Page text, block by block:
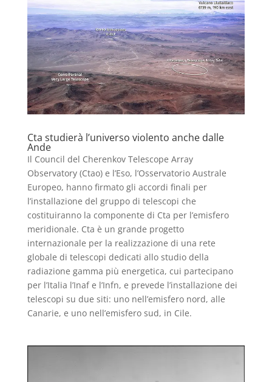
Cta studierà l’universo violento anche dalle
Ande
Il Council del Cherenkov Telescope Array
Observatory (Ctao) e l’Eso, l’Osservatorio Australe
Europeo, hanno firmato gli accordi finali per
l’installazione del gruppo di telescopi che
costituiranno la componente di Cta per l’emisfero
meridionale. Cta è un grande progetto
internazionale per la realizzazione di una rete
globale di telescopi dedicati allo studio della
radiazione gamma più energetica, cui partecipano
per l’Italia l’Inaf e l’Infn, e prevede l’installazione dei
telescopi su due siti: uno nell’emisfero nord, alle
Canarie, e uno nell’emisfero sud, in Cile.